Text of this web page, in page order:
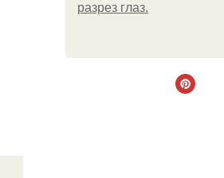
разрез глаз.